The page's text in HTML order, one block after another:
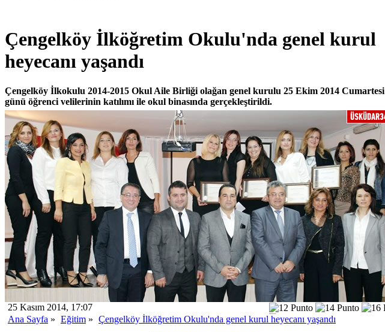
Çengelköy İlköğretim Okulu'nda genel kurul
heyecanı yaşandı
Çengelköy İlkokulu 2014-2015 Okul Aile Birliği olağan genel kurulu 25 Ekim 2014 Cumartesi
günü öğrenci velilerinin katılımı ile okul binasında gerçekleştirildi.
25 Kasım 2014, 17:07
Ana Sayfa » Eğitim » Çengelköy İlköğretim Okulu'nda genel kurul heyecanı yaşandı